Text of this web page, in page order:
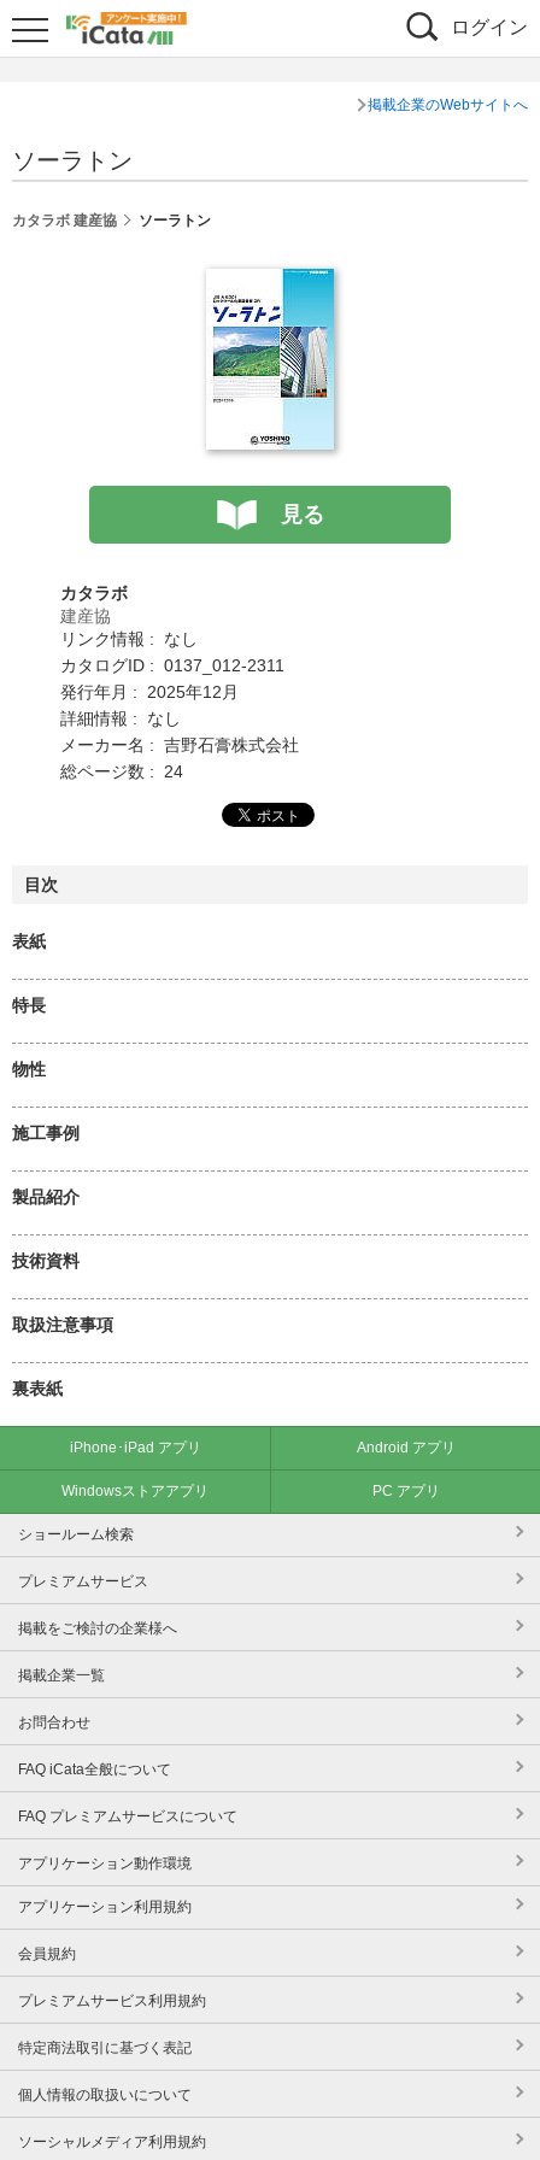
ログイン
掲載企業のWebサイトへ
ソーラトン
カタラボ 建産協 ソーラトン
見る
カタラボ
建産協
リンク情報 : なし
カタログID : 0137_012-2311
発行年月 : 2025年12月
詳細情報 : なし
メーカー名 : 吉野石膏株式会社
総ページ数 : 24
目次
表紙
特長
物性
施工事例
製品紹介
技術資料
取扱注意事項
裏表紙
iPhone･iPad アプリ Android アプリ
Windowsストアアプリ PC アプリ
ショールーム検索
プレミアムサービス
掲載をご検討の企業様へ
掲載企業一覧
お問合わせ
FAQ iCata全般について
FAQ プレミアムサービスについて
アプリケーション動作環境
アプリケーション利用規約
会員規約
プレミアムサービス利用規約
特定商法取引に基づく表記
個人情報の取扱いについて
ソーシャルメディア利用規約